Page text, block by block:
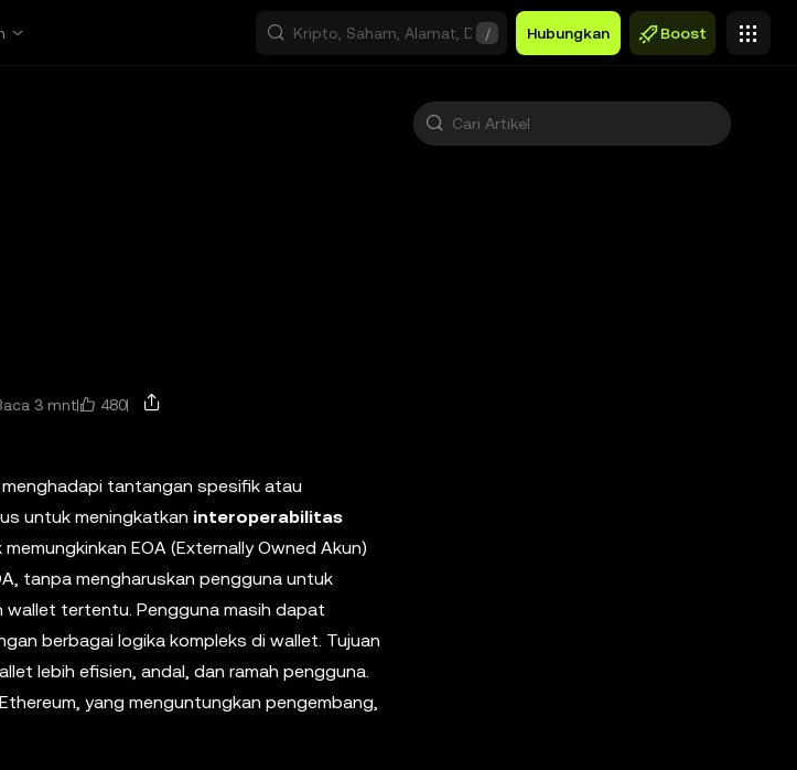
/ Hubungkan Boost
3 mnt 480
tantangan spesifik atau
untuk meningkatkan interoperabilitas
EOA (Externally Owned Akun)
tanpa mengharuskan pengguna untuk
wallet tertentu. Pengguna masih dapat
berbagai logika kompleks di wallet. Tujuan
lebih efisien, andal, dan ramah pengguna.
yang menguntungkan pengembang,